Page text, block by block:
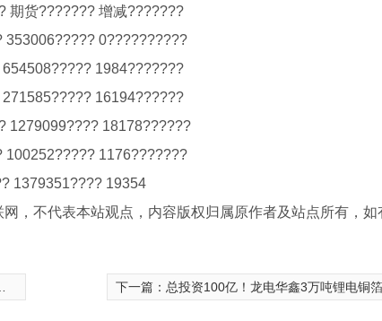
期货??????? 增减???????
353006????? 0??????????
1984???????
16194??????
1279099???? 18178??????
100252????? 1176???????
1379351???? 19354
，不代表本站观点，内容版权归属原作者及站点所有，如
下一篇： 总投资100亿！龙电华鑫3万吨锂电铜箔项